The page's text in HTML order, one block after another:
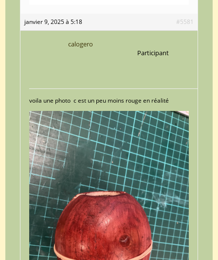
janvier 9, 2025 à 5:18 #5581
calogero
Participant
voila une photo c est un peu moins rouge en réalité